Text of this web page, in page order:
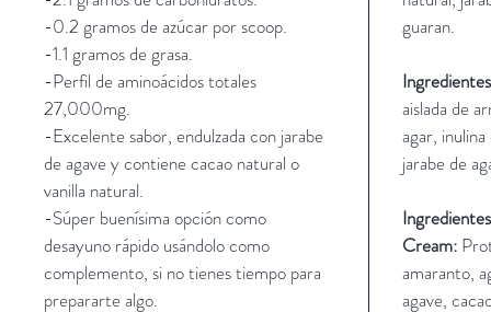
-0.2 gramos de azúcar por scoop.
-1.1 gramos de grasa.
-Perfil de aminoácidos totales
27,000mg.
-Excelente sabor, endulzada con jarabe
de agave y contiene cacao natural o
vanilla natural.
-Súper buenísima opción como
desayuno rápido usándolo como
complemento, si no tienes tiempo para
prepararte algo.
guaran.
aislada de
agar,
jarabe de
Cream:
amaranto,
agave,